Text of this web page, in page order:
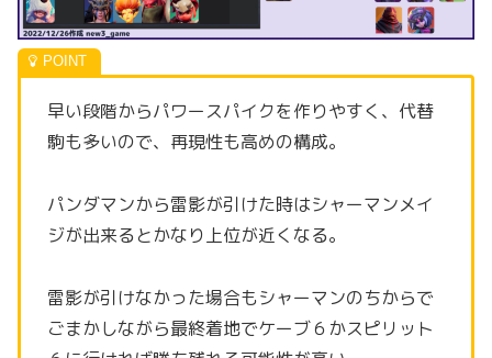
早い段階からパワースパイクを作りやすく、代替
駒も多いので、再現性も高めの構成。
パンダマンから雷影が引けた時はシャーマンメイ
ジが出来るとかなり上位が近くなる。
雷影が引けなかった場合もシャーマンのちからで
ごまかしながら最終着地でケーブ６かスピリット